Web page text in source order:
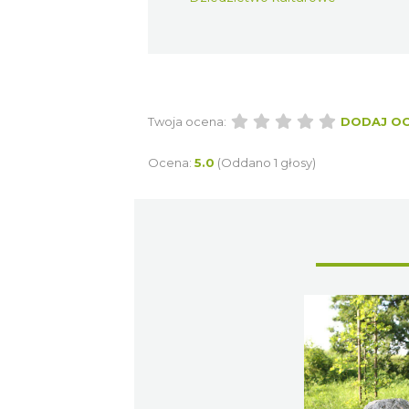
Twoja ocena: DODAJ
Ocena: 5.0 (Oddano 1 głosy)